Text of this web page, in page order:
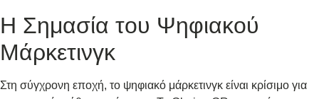
Η Σημασία του Ψηφιακού
Μάρκετινγκ
Στη σύγχρονη εποχή, το ψηφιακό μάρκετινγκ είναι κρίσιμο για